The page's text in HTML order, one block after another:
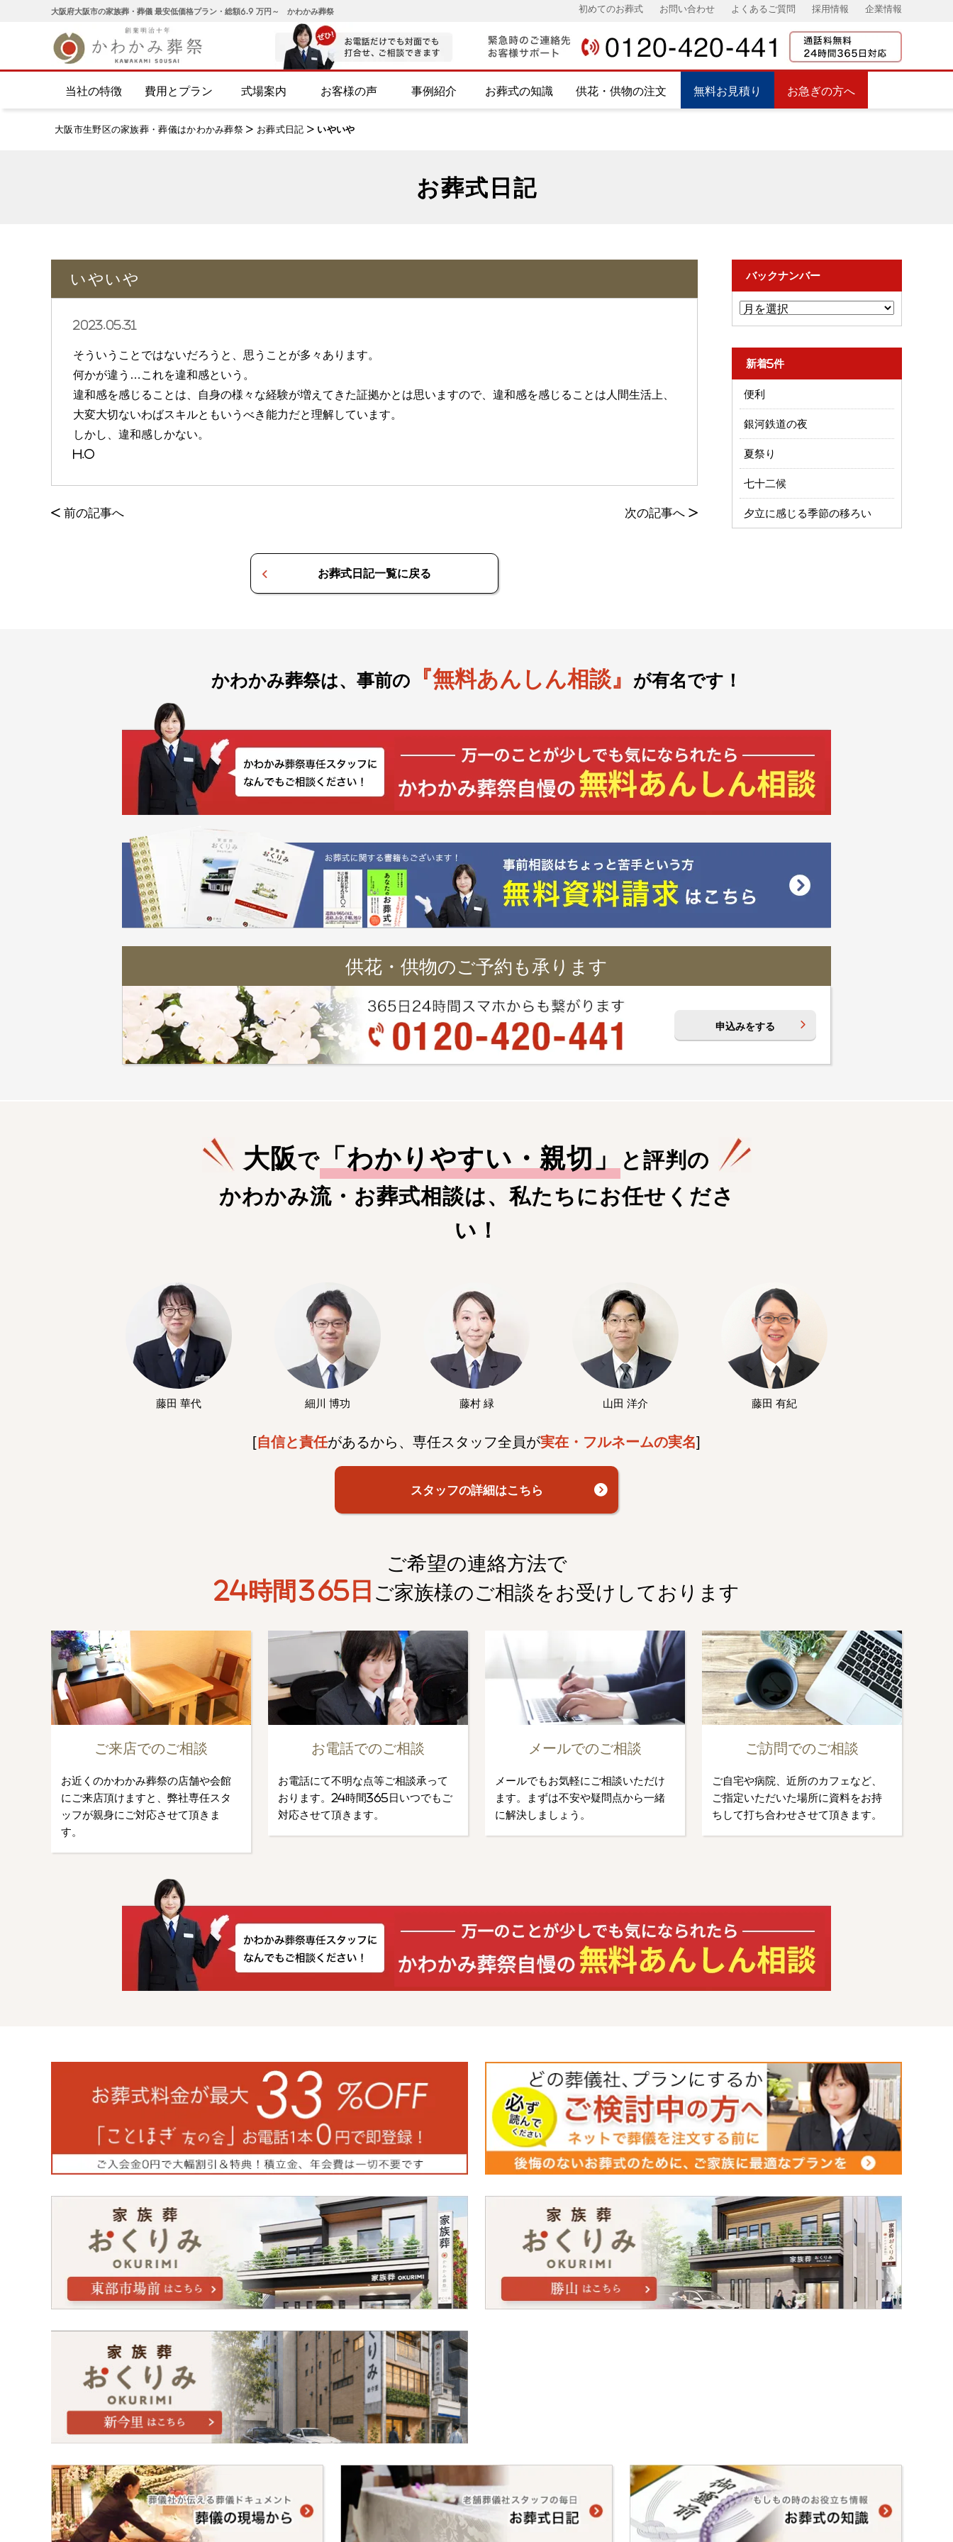
大阪府大阪市の家族葬・葬儀 最安低価格プラン・総額6.9 万円～ かわかみ葬祭 初めてのお葬式 お問い合わせ よくあるご質問 採用情報 企業情報
当社の特徴 費用とプラン 式場案内 お客様の声 事例紹介 お葬式の知識 供花・供物の注文 無料お見積り お急ぎの方へ
大阪市生野区の家族葬・葬儀はかわかみ葬祭 > お葬式日記 > いやいや
お葬式日記
いやいや
2023.05.31
そういうことではないだろうと、思うことが多々あります。
何かが違う…これを違和感という。
違和感を感じることは、自身の様々な経験が増えてきた証拠かとは思いますので、違和感を感じることは人間生活上、
大変大切ないわばスキルともいうべき能力だと理解しています。
しかし、違和感しかない。
H.O
< 前の記事へ 次の記事へ >
お葬式日記一覧に戻る
バックナンバー
新着5件
便利
銀河鉄道の夜
夏祭り
七十二候
夕立に感じる季節の移ろい
かわかみ葬祭は、事前の 『無料あんしん相談』 が有名です！
供花・供物のご予約も承ります
申込みをする
大阪 で 「 わかりやすい・親切 」
と評判の
かわかみ流・お葬式相談は、私たちにお任せくださ
い！
藤田 華代 細川 博功 藤村 緑 山田 洋介 藤田 有紀
[自信と責任があるから、専任スタッフ全員が実在・フルネームの実名]
スタッフの詳細はこちら
ご希望の連絡方法で
24時間365日 ご家族様のご相談を お受けしております
ご来店でのご相談
お近くのかわかみ葬祭の店舗や会館
にご来店頂けますと、弊社専任スタ
ッフが親身にご対応させて頂きま
す。
お電話でのご相談
お電話にて不明な点等ご相談承って
おります。24時間365日いつでもご
対応させて頂きます。
メールでのご相談
メールでもお気軽にご相談いただけ
ます。まずは不安や疑問点から一緒
に解決しましょう。
ご訪問でのご相談
ご自宅や病院、近所のカフェなど、
ご指定いただいた場所に資料をお持
ちして打ち合わせさせて頂きます。